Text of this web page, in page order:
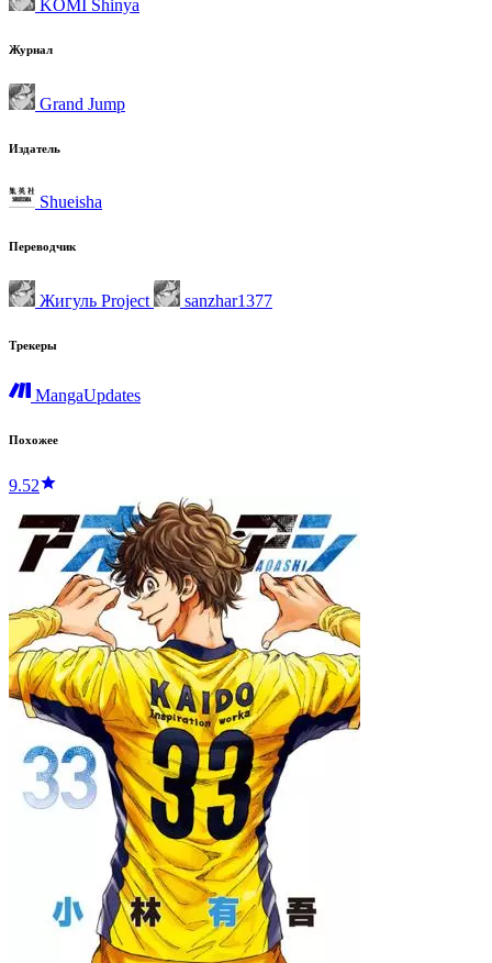
KOMI Shinya
Журнал
Grand Jump
Издатель
Shueisha
Переводчик
Жигуль Project sanzhar1377
Трекеры
MangaUpdates
Похожее
9.52